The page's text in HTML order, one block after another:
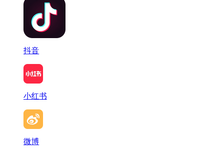
抖音
小红书
微博